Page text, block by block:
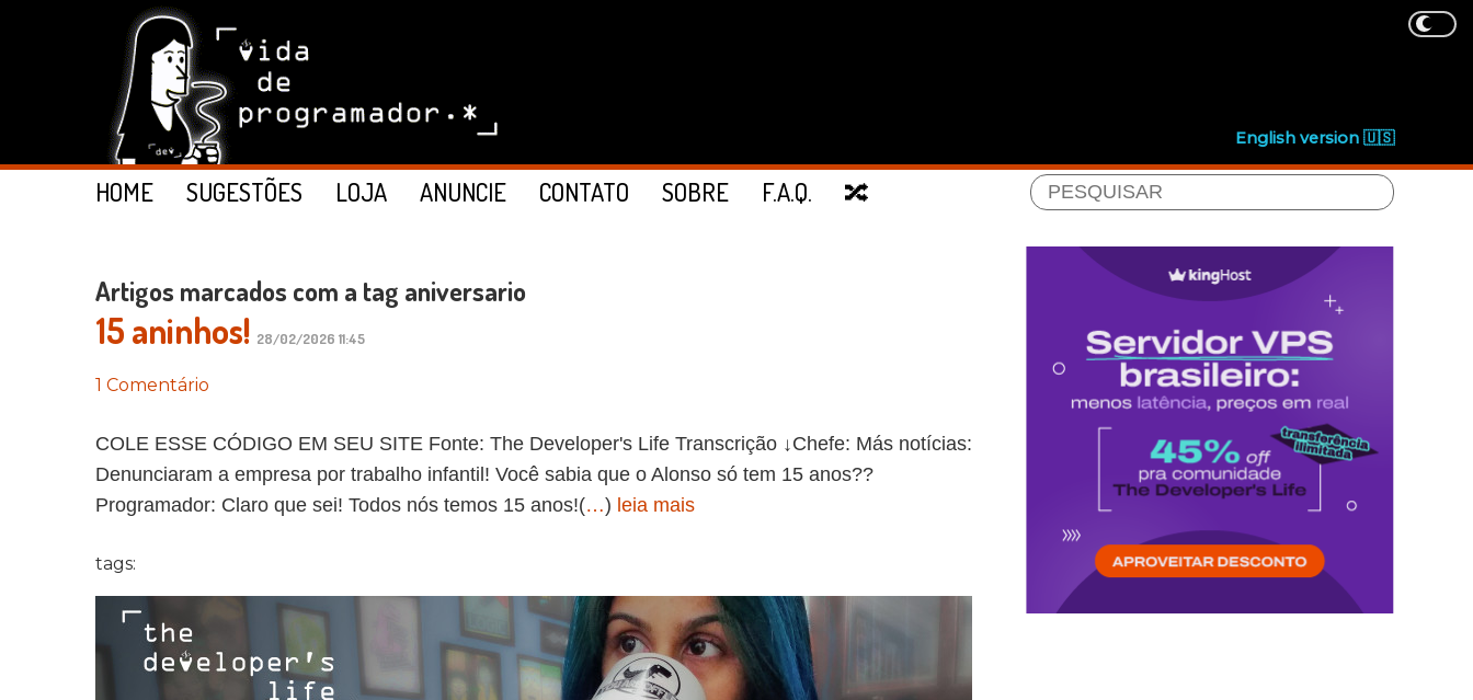
English version 🇺🇸
HOME SUGESTÕES LOJA ANUNCIE CONTATO SOBRE F.A.Q. 🔀
Artigos marcados com a tag aniversario
15 aninhos! 28/02/2026 11:45
1 Comentário
COLE ESSE CÓDIGO EM SEU SITE Fonte: The Developer's Life Transcrição ↓Chefe: Más notícias:
Denunciaram a empresa por trabalho infantil! Você sabia que o Alonso só tem 15 anos??
Programador: Claro que sei! Todos nós temos 15 anos!(…) leia mais
tags: